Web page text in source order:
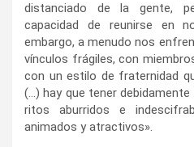
distanciado de la gente,
capacidad de reunirse en
embargo, a menudo nos
vínculos frágiles, con
con un estilo de fraternidad
(…) hay que tener
ritos aburridos e
animados y atractivos».